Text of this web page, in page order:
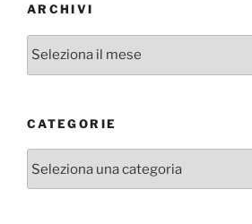
ARCHIVI
Archivi
CATEGORIE